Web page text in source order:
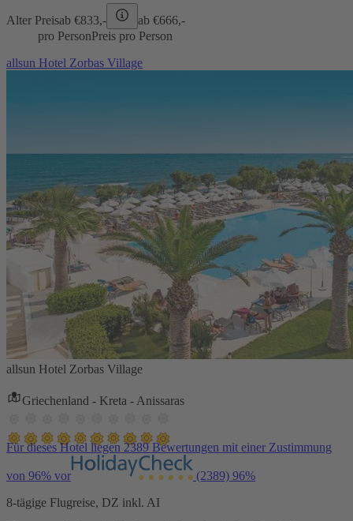
Alter Preisab €833,- ab €666,-
pro PersonPreis pro Person
allsun Hotel Zorbas Village
allsun Hotel Zorbas Village
Griechenland - Kreta - Anissaras
Für dieses Hotel liegen 2389 Bewertungen mit einer Zustimmung
von 96% vor (2389) 96%
8-tägige Flugreise, DZ inkl. AI